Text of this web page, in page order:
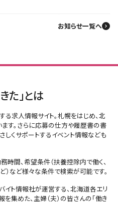
お知らせ一覧へ
た」とは
る求人情報サイト。札幌をはじめ、北
す。さらに応募の仕方や履歴書の書
くサポートするイベント情報なども
間、希望条件（扶養控除内で働く、
）など様々な条件で検索が可能です。
イト情報社が運営する、北海道各エリ
集めた、主婦（夫）の皆さんの「働き